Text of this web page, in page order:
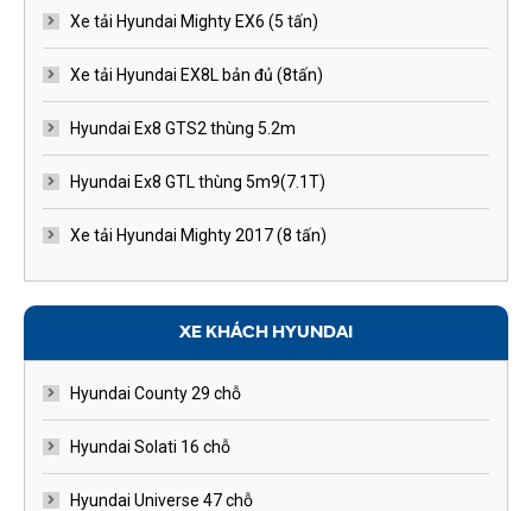
Xe tải Hyundai Mighty EX6 (5 tấn)
Xe tải Hyundai EX8L bản đủ (8tấn)
Hyundai Ex8 GTS2 thùng 5.2m
Hyundai Ex8 GTL thùng 5m9(7.1T)
Xe tải Hyundai Mighty 2017 (8 tấn)
XE KHÁCH HYUNDAI
Hyundai County 29 chỗ
Hyundai Solati 16 chỗ
Hyundai Universe 47 chỗ